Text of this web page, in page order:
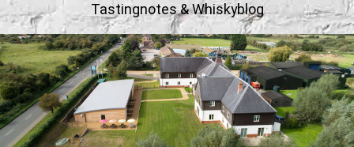
Tastingnotes & Whiskyblog